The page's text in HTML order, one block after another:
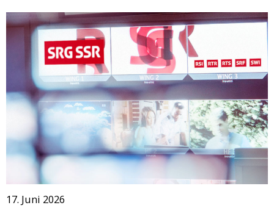
17. Juni 2026